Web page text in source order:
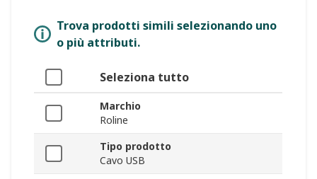
Trova prodotti simili selezionando uno
o più attributi.
Seleziona tutto
Marchio
Roline
Tipo prodotto
Cavo USB